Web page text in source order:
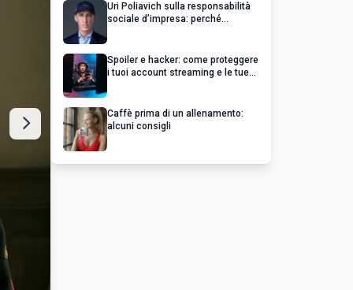
Uri Poliavich sulla responsabilità
sociale d’impresa: perché
Spoiler e hacker: come proteggere
i tuoi account streaming e le tue
Caffè prima di un allenamento:
alcuni consigli